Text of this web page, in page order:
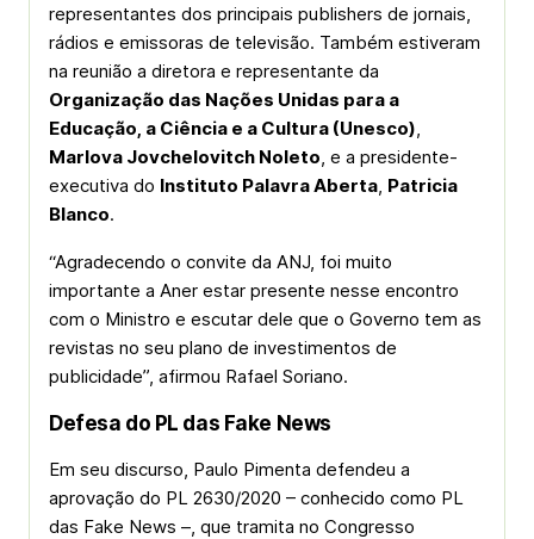
representantes dos principais publishers de jornais,
rádios e emissoras de televisão. Também estiveram
na reunião a diretora e representante da
Organização das Nações Unidas para a
Educação, a Ciência e a Cultura (Unesco),
Marlova Jovchelovitch Noleto, e a presidente-
executiva do Instituto Palavra Aberta, Patricia
Blanco.
“Agradecendo o convite da ANJ, foi muito
importante a Aner estar presente nesse encontro
com o Ministro e escutar dele que o Governo tem as
revistas no seu plano de investimentos de
publicidade”, afirmou Rafael Soriano.
Defesa do PL das Fake News
Em seu discurso, Paulo Pimenta defendeu a
aprovação do PL 2630/2020 – conhecido como PL
das Fake News –, que tramita no Congresso